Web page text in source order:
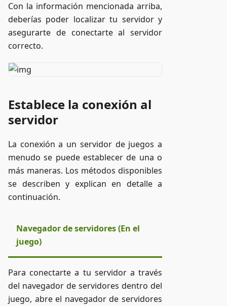
Con la información mencionada arriba,
deberías poder localizar tu servidor y
asegurarte de conectarte al servidor
correcto.
Establece la conexión al
servidor
La conexión a un servidor de juegos a
menudo se puede establecer de una o
más maneras. Los métodos disponibles
se describen y explican en detalle a
continuación.
Navegador de servidores (En el
juego)
Para conectarte a tu servidor a través
del navegador de servidores dentro del
juego, abre el navegador de servidores